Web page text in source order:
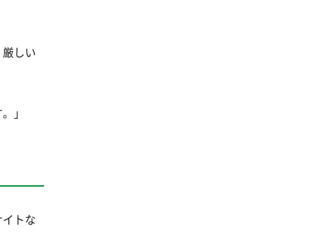
しい
」
トな